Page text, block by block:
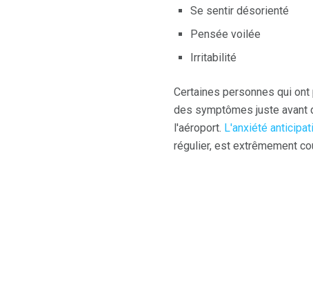
Se sentir désorienté
Pensée voilée
Irritabilité
Certaines personnes qui
des symptômes juste avant
l'aéroport. L'anxiété
régulier, est extrêmement